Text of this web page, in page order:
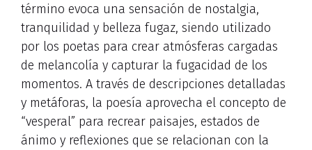
término evoca una sensación de nostalgia,
tranquilidad y belleza fugaz, siendo utilizado
por los poetas para crear atmósferas cargadas
de melancolía y capturar la fugacidad de los
momentos. A través de descripciones detalladas
y metáforas, la poesía aprovecha el concepto de
“vesperal” para recrear paisajes, estados de
ánimo y reflexiones que se relacionan con la